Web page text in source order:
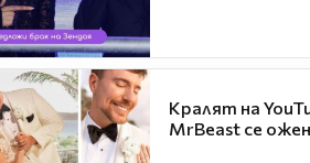
Кралят на
MrBeast се